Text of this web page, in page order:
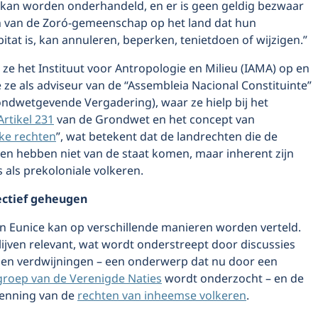
worden onderhandeld, en er is geen geldig bezwaar
de Zoró-gemeenschap op het land dat hun
is, kan annuleren, beperken, tenietdoen of wijzigen.”
het Instituut voor Antropologie en Milieu (IAMA) op en
als adviseur van de “Assembleia Nacional Constituinte”
Vergadering), waar ze hielp bij het
231van de Grondwet en het concept van
rechten”, wat betekent dat de landrechten die de
hebben niet van de staat komen, maar inherent zijn
als prekoloniale volkeren.
geheugen
Eunice kan op verschillende manieren worden verteld.
relevant, wat wordt onderstreept door discussies
verdwijningen – een onderwerp dat nu door een
van de Verenigde Natieswordt onderzocht – en de
van derechten van inheemse volkeren.